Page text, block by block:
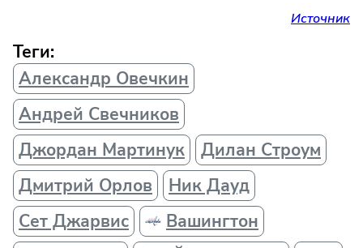
Источник
Теги:
Александр Овечкин
Андрей Свечников
Джордан Мартинук
Дилан Строум
Дмитрий Орлов
Ник Дауд
Сет Джарвис
Вашингтон